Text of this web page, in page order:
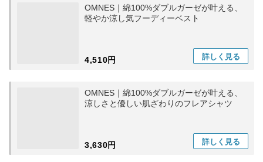
OMNES｜綿100%ダブルガーゼが叶える、
軽やか涼し気フーディーベスト
4,510円 詳しく 見る
OMNES｜綿100%ダブルガーゼが叶える、
涼しさと優しい肌ざわりのフレアシャツ
3,630円 詳しく 見る